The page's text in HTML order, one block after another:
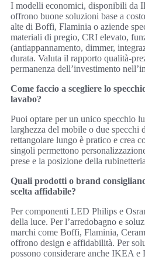
I modelli economici, disponibili da
offrono buone soluzioni base a
alte di Boffi, Flaminia o aziende
materiali di pregio, CRI elevato,
(antiappannamento, dimmer,
durata. Valuta il rapporto qualità-
permanenza dell’investimento
Come faccio a scegliere lo
lavabo?
Puoi optare per un unico specchio
larghezza del mobile o due
rettangolare lungo è pratico e crea
singoli permettono
prese e la posizione della
Quali prodotti o brand
scelta affidabile?
Per componenti LED Philips e
della luce. Per l’arredobagno e
marchi come Boffi, Flaminia,
offrono design e affidabilità. Per
possono considerare anche IKEA